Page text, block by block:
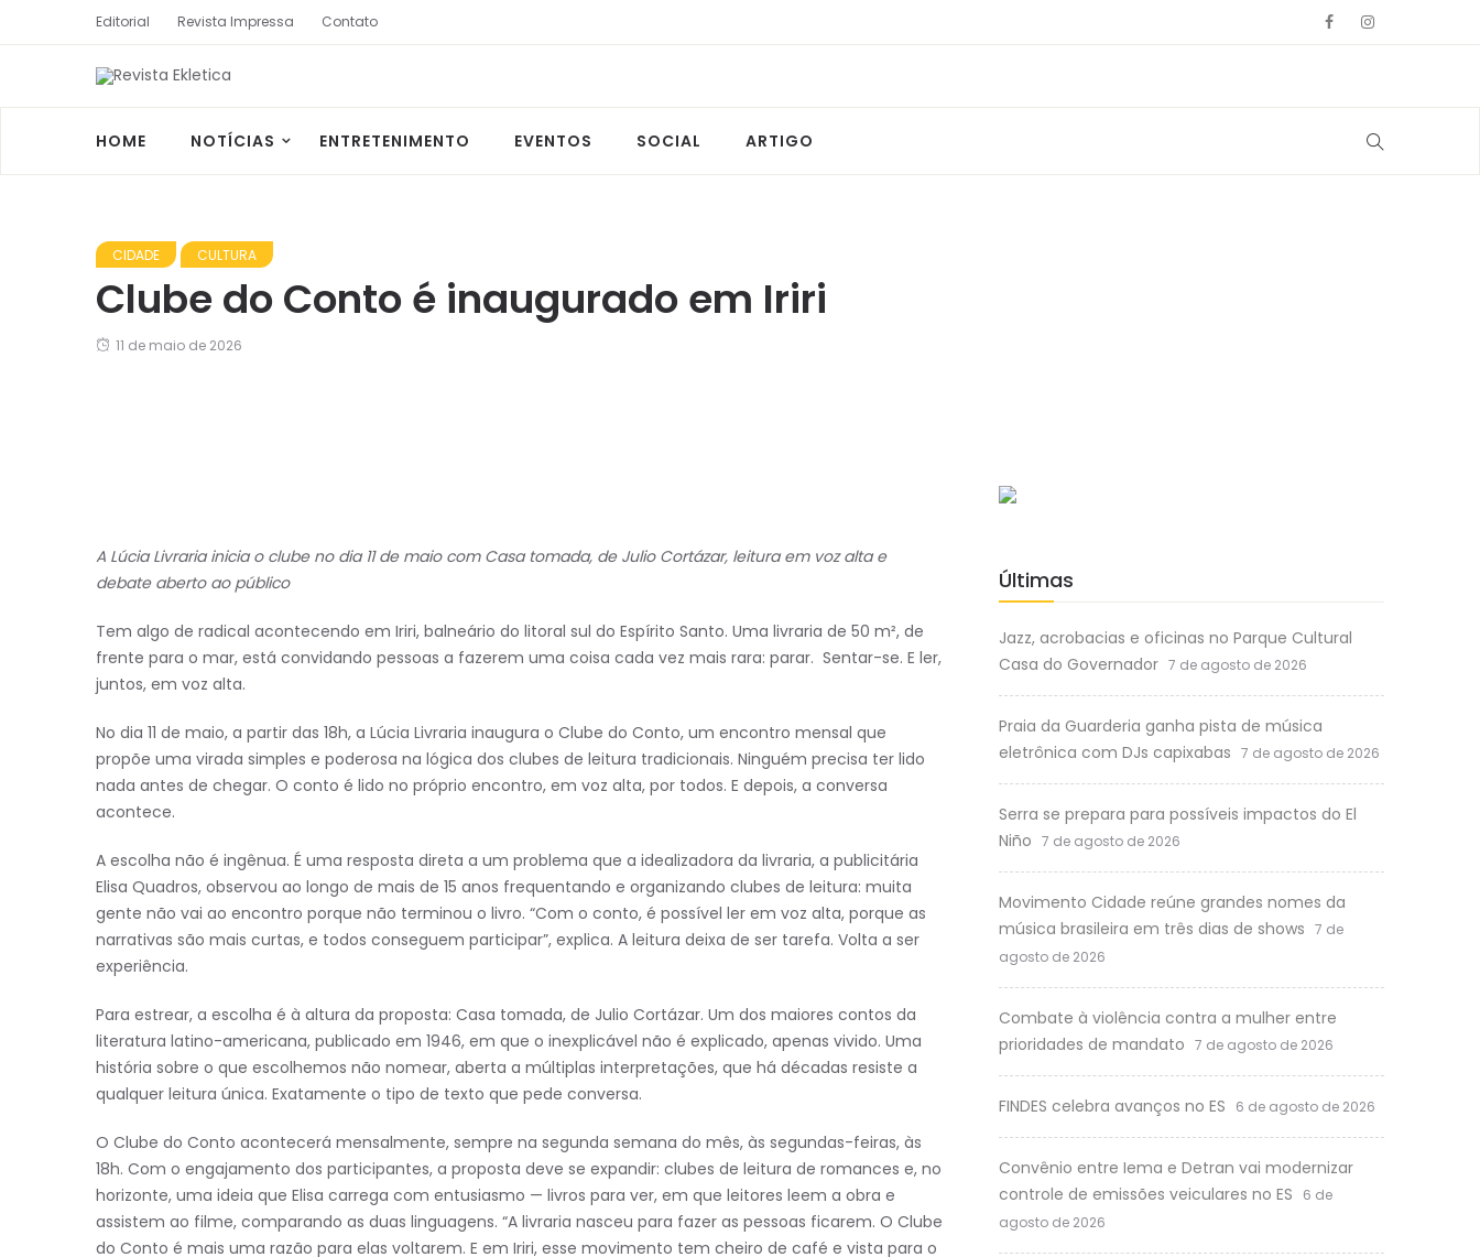
Editorial Revista Impressa Contato
HOME NOTÍCIAS ENTRETENIMENTO EVENTOS SOCIAL ARTIGO
CIDADE CULTURA
Clube do Conto é inaugurado em Iriri
11 de maio de 2026
A Lúcia Livraria inicia o clube no dia 11 de maio com Casa tomada, de Julio Cortázar, leitura em voz alta e
debate aberto ao público
Tem algo de radical acontecendo em Iriri, balneário do litoral sul do Espírito Santo. Uma livraria de 50 m², de
frente para o mar, está convidando pessoas a fazerem uma coisa cada vez mais rara: parar. Sentar-se. E ler,
juntos, em voz alta.
No dia 11 de maio, a partir das 18h, a Lúcia Livraria inaugura o Clube do Conto, um encontro mensal que
propõe uma virada simples e poderosa na lógica dos clubes de leitura tradicionais. Ninguém precisa ter lido
nada antes de chegar. O conto é lido no próprio encontro, em voz alta, por todos. E depois, a conversa
acontece.
A escolha não é ingênua. É uma resposta direta a um problema que a idealizadora da livraria, a publicitária
Elisa Quadros, observou ao longo de mais de 15 anos frequentando e organizando clubes de leitura: muita
gente não vai ao encontro porque não terminou o livro. “Com o conto, é possível ler em voz alta, porque as
narrativas são mais curtas, e todos conseguem participar”, explica. A leitura deixa de ser tarefa. Volta a ser
experiência.
Para estrear, a escolha é à altura da proposta: Casa tomada, de Julio Cortázar. Um dos maiores contos da
literatura latino-americana, publicado em 1946, em que o inexplicável não é explicado, apenas vivido. Uma
história sobre o que escolhemos não nomear, aberta a múltiplas interpretações, que há décadas resiste a
qualquer leitura única. Exatamente o tipo de texto que pede conversa.
O Clube do Conto acontecerá mensalmente, sempre na segunda semana do mês, às segundas-feiras, às
18h. Com o engajamento dos participantes, a proposta deve se expandir: clubes de leitura de romances e, no
horizonte, uma ideia que Elisa carrega com entusiasmo — livros para ver, em que leitores leem a obra e
assistem ao filme, comparando as duas linguagens. “A livraria nasceu para fazer as pessoas ficarem. O Clube
do Conto é mais uma razão para elas voltarem. E em Iriri, esse movimento tem cheiro de café e vista para o
Últimas
Jazz, acrobacias e oficinas no Parque Cultural
Casa do Governador 7 de agosto de 2026
Praia da Guarderia ganha pista de música
eletrônica com DJs capixabas 7 de agosto de 2026
Serra se prepara para possíveis impactos do El
Niño 7 de agosto de 2026
Movimento Cidade reúne grandes nomes da
música brasileira em três dias de shows 7 de
agosto de 2026
Combate à violência contra a mulher entre
prioridades de mandato 7 de agosto de 2026
FINDES celebra avanços no ES 6 de agosto de 2026
Convênio entre Iema e Detran vai modernizar
controle de emissões veiculares no ES
6 de
agosto de 2026